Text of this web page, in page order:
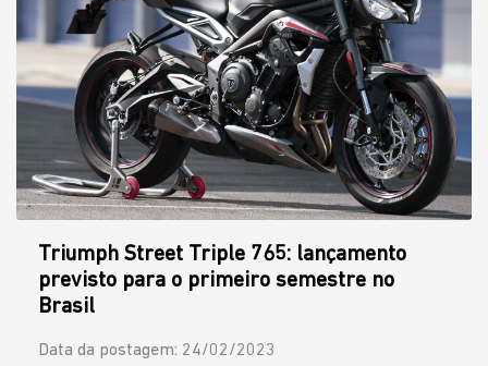
Triumph Street Triple 765: lançamento
previsto para o primeiro semestre no
Brasil
Data da postagem: 24/02/2023